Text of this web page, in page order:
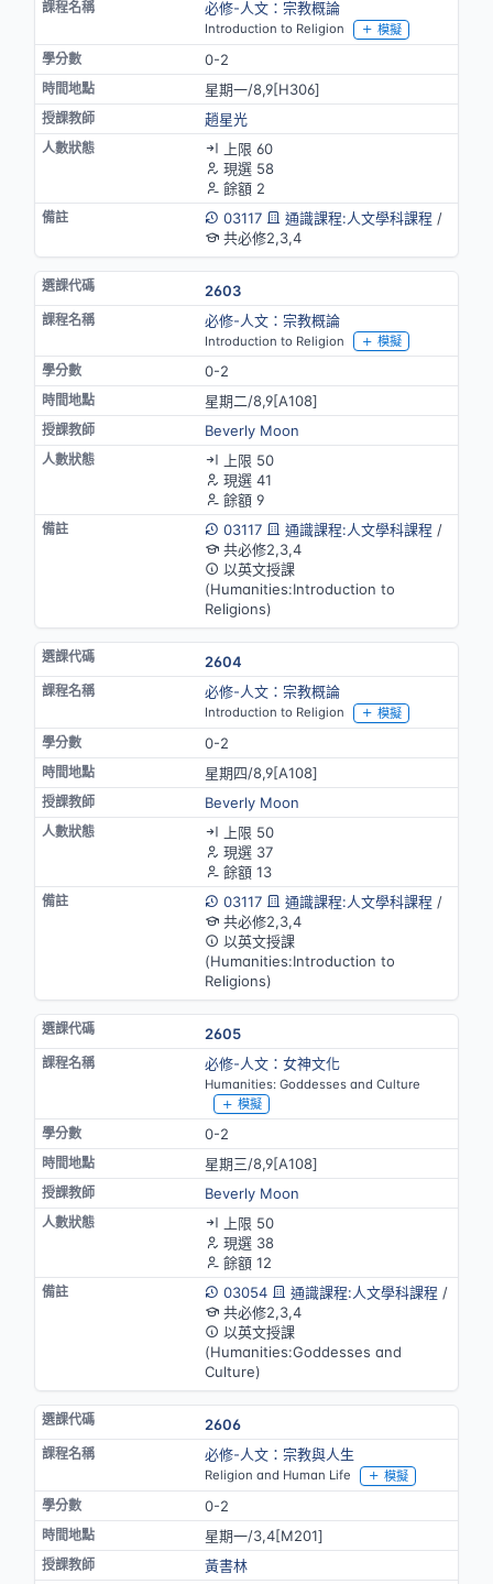
必修-人文：宗教概論
Introduction to Religion 模擬
0-2
星期一/8,9[H306]
趙星光
上限 60
現選 58
餘額 2
03117
通識課程:人文學科課程 /
共必修2,3,4
2603
必修-人文：宗教概論
Introduction to Religion 模擬
0-2
星期二/8,9[A108]
Beverly Moon
上限 50
現選 41
餘額 9
03117
通識課程:人文學科課程 /
共必修2,3,4
以英文授課
(Humanities:Introduction to
Religions)
2604
必修-人文：宗教概論
Introduction to Religion 模擬
0-2
星期四/8,9[A108]
Beverly Moon
上限 50
現選 37
餘額 13
03117
通識課程:人文學科課程 /
共必修2,3,4
以英文授課
(Humanities:Introduction to
Religions)
2605
必修-人文：女神文化
Humanities: Goddesses and Culture
模擬
0-2
星期三/8,9[A108]
Beverly Moon
上限 50
現選 38
餘額 12
03054
通識課程:人文學科課程 /
共必修2,3,4
以英文授課
(Humanities:Goddesses and
Culture)
2606
必修-人文：宗教與人生
Religion and Human Life 模擬
0-2
星期一/3,4[M201]
黃書林